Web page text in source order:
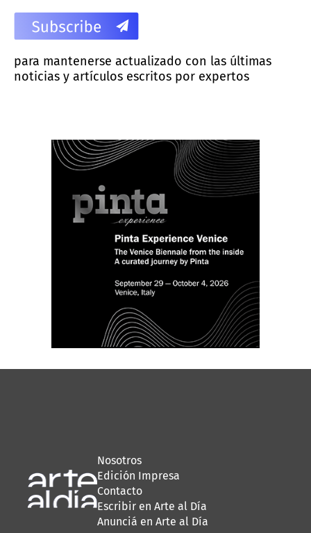
para mantenerse actualizado con las últimas
noticias y artículos escritos por expertos
Nosotros
Edición Impresa
Contacto
Escribir en Arte al Día
Anunciá en Arte al Día